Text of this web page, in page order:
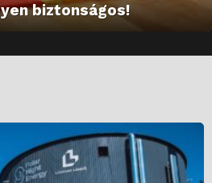
biztonságos!